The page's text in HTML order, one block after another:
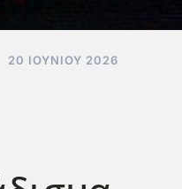
20 ΙΟΥΝΊΟΥ 2026